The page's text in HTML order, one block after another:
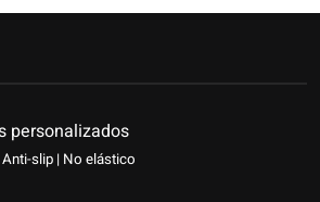
personalizados
slip | No elástico